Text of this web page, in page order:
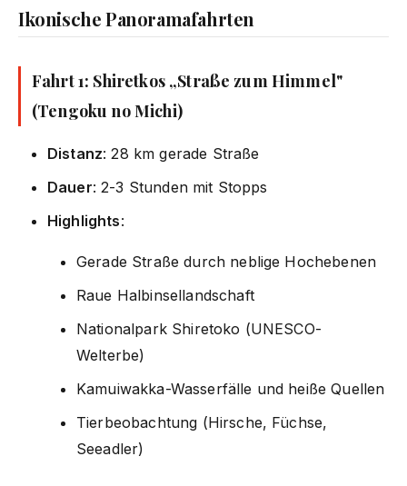
Ikonische Panoramafahrten
Fahrt 1: Shiretkos „Straße zum Himmel"
(Tengoku no Michi)
Distanz: 28 km gerade Straße
Dauer: 2-3 Stunden mit Stopps
Highlights:
Gerade Straße durch neblige Hochebenen
Raue Halbinsellandschaft
Nationalpark Shiretoko (UNESCO-
Welterbe)
Kamuiwakka-Wasserfälle und heiße Quellen
Tierbeobachtung (Hirsche, Füchse,
Seeadler)